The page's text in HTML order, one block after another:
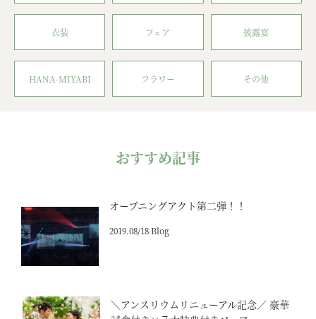
衣装 フェア 披露宴
HANA-MIYABI フラワー その他
おすすめ記事
オープニングアクト第二弾！！
2019.08/18 Blog
＼アンスリウムリニューアル記念／ 豪華